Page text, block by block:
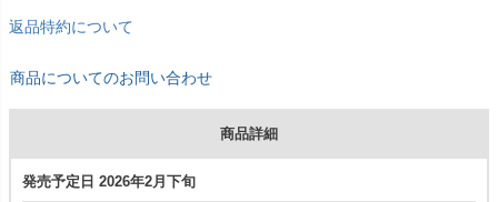
返品特約について
商品についてのお問い合わせ
商品詳細
発売予定日 2026年2月下旬